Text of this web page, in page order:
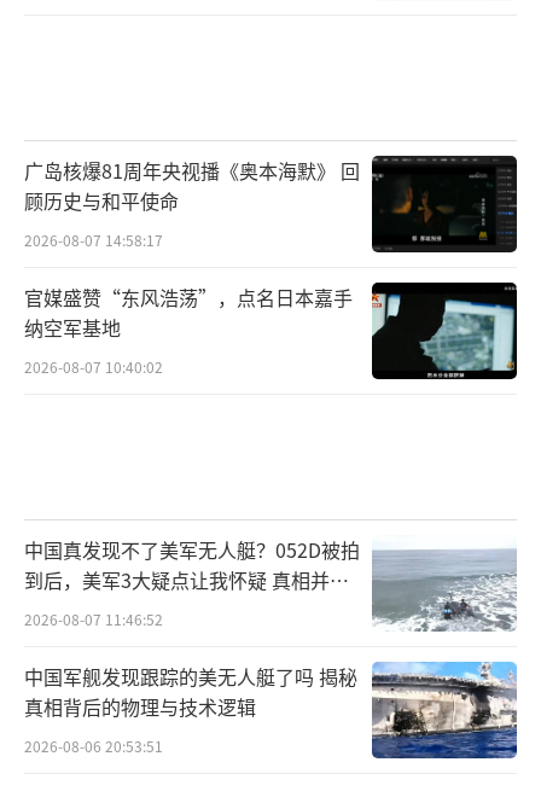
广岛核爆81周年央视播《奥本海默》 回
顾历史与和平使命
2026-08-07 14:58:17
官媒盛赞“东风浩荡”，点名日本嘉手
纳空军基地
2026-08-07 10:40:02
中国真发现不了美军无人艇？052D被拍
到后，美军3大疑点让我怀疑 真相并非
如此
2026-08-07 11:46:52
中国军舰发现跟踪的美无人艇了吗 揭秘
真相背后的物理与技术逻辑
2026-08-06 20:53:51